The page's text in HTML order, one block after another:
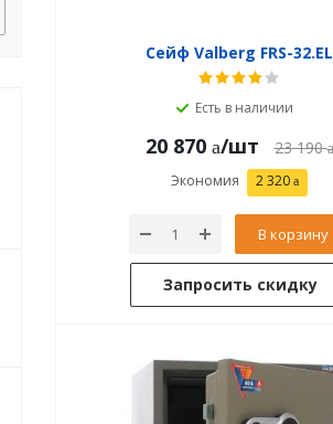
Сейф Valberg FRS-32.EL
Есть в наличии
20 870 /шт 23 190
Экономия 2 320
В корзину
Запросить скидку